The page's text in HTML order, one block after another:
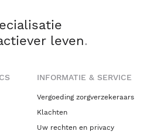
leven.
INFORMATIE & SERVICE
Vergoeding zorgverzekeraars
Klachten
Uw rechten en privacy